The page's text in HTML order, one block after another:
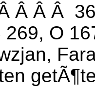
Â Â Â
269, O